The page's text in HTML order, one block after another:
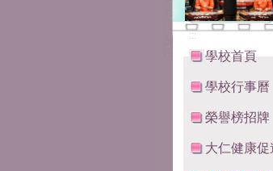
:::
學校首頁
學校行事曆
榮譽榜招牌
大仁健康促